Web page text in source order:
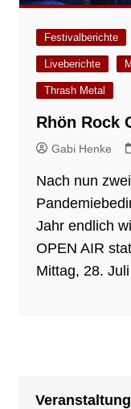
Festivalberichte
Liveberichte
Thrash Metal
Rhön Rock
Gabi Henke
Nach nun
Jahr endlich
OPEN AIR
Mittag, 28.